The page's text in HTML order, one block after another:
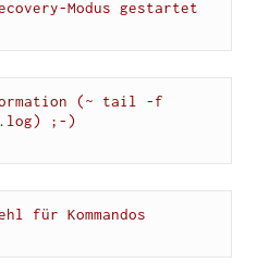
Modus gestartet
(~ tail -f
;-)
für Kommandos